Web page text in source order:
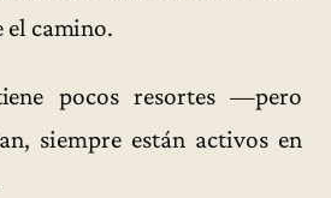
el camino.
pocos resortes —pero
siempre están activos en